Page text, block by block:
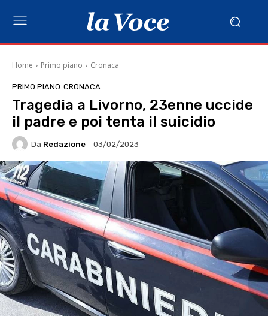
Home Primo piano Cronaca
PRIMO PIANO CRONACA
Tragedia a Livorno, 23enne uccide
il padre e poi tenta il suicidio
Da Redazione 03/02/2023